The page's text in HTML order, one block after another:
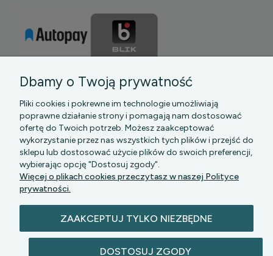
PGK MAZOWSZE SP Z O.O.|| Bartycka 24-210B,
00-716 WARSZAWA, woj. mazowieckie || NIP:
Dbamy o Twoją prywatność
Pliki cookies i pokrewne im technologie umożliwiają
poprawne działanie strony i pomagają nam dostosować
ofertę do Twoich potrzeb. Możesz zaakceptować
wykorzystanie przez nas wszystkich tych plików i przejść do
sklepu lub dostosować użycie plików do swoich preferencji,
wybierając opcję "Dostosuj zgody".
Więcej o plikach cookies przeczytasz w naszej Polityce
prywatności.
ZAAKCEPTUJ TYLKO NIEZBĘDNE
DOSTOSUJ ZGODY